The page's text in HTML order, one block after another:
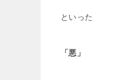
といった
「悪」